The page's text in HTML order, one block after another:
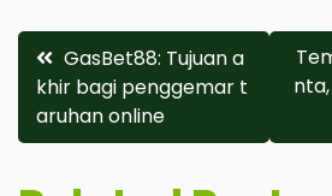
Post
navigation
GasBet88: Tujuan a
khir bagi penggemar t
aruhan online